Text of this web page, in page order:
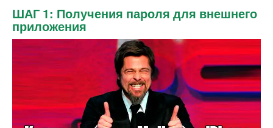
ШАГ 1: Получения пароля для внешнего
приложения